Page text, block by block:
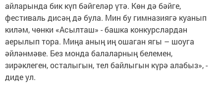
айларында бик күп бәйгеләр үтә. Көн дә бәйге,
фестиваль дисәң дә була. Мин бу гимназиягә куанып
киләм, чөнки «Асылташ» - башка конкурслардан
аерылып тора. Миңа аның иң ошаган ягы – шоуга
әйләнмәве. Без монда балаларның белемен,
зирәклеген, осталыгын, тел байлыгын күрә алабыз», -
диде ул.